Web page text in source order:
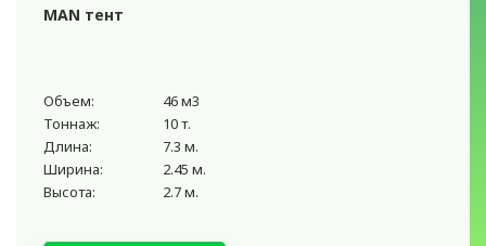
MAN тент
Объем:
46 м3
Тоннаж:
10 т.
Длина:
7.3 м.
Ширина:
2.45 м.
Высота:
2.7 м.